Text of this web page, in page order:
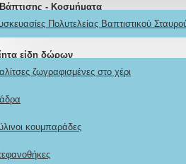
- Κοσμήματα
Πολυτελείας Βαπτιστικού
είδη δώρων
ζωγραφισμένες στο χέρι
κουμπαράδες